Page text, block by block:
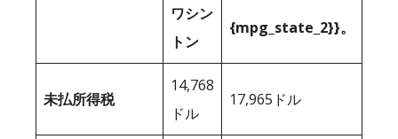
ワシン
トン
{mpg_state_2}}。
未払所得税
14,768
ドル
17,965ドル